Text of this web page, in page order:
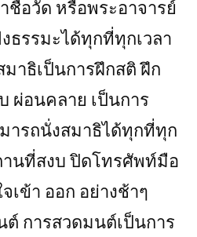
ชื่อวัด หรือพระอาจารย์
ธรรมะได้ทุกที่ทุกเวลา
าธิเป็นการฝึกสติ ฝึก
ผ่อนคลาย เป็นการ
รถนั่งสมาธิได้ทุกที่ทุก
านที่สงบ ปิดโทรศัพท์มือ
เข้า ออก อย่างช้าๆ
ต์ การสวดมนต์เป็นการ